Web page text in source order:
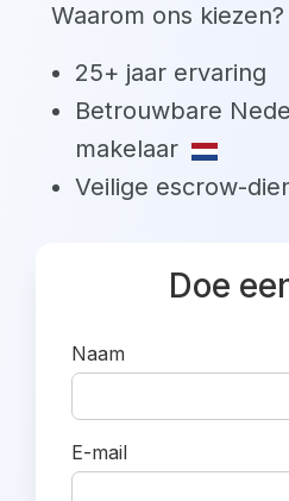
Waarom ons kiezen?
25+ jaar ervaring
Betrouwbare
makelaar
Veilige escrow-
Doe
Naam
E-mail